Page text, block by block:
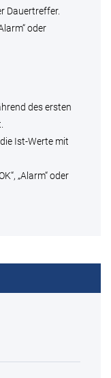
Dauertreffer.
oder
des ersten
Ist-Werte mit
„Alarm“ oder